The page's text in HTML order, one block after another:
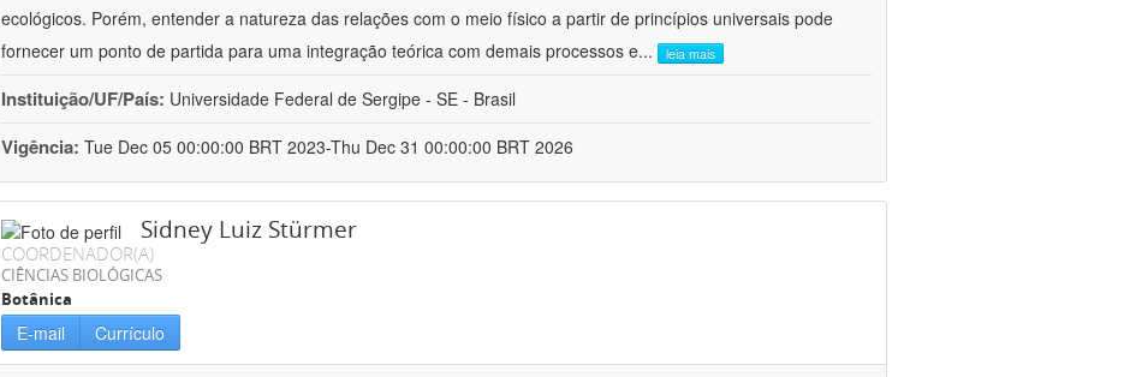
ecológicos. Porém, entender a natureza das relações com o meio físico a partir de princípios universais pode
fornecer um ponto de partida para uma integração teórica com demais processos e... leia mais
Instituição/UF/País: Universidade Federal de Sergipe - SE - Brasil
Vigência: Tue Dec 05 00:00:00 BRT 2023-Thu Dec 31 00:00:00 BRT 2026
Sidney Luiz Stürmer
COORDENADOR(A)
CIÊNCIAS BIOLÓGICAS
Botânica
E-mail Currículo